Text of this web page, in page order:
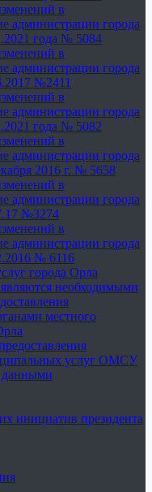
в
администрации города
года № 5084
в
администрации города
№2411
в
администрации города
года № 5082
в
администрации города
2016 г. № 5658
в
администрации города
№3274
в
администрации города
№ 6116
города Орла
необходимыми
местного
услуг ОМСУ
данными
инициатив президента